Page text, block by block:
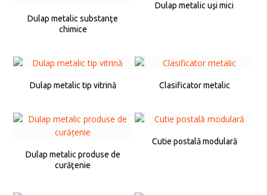
Dulap metalic substanţe
chimice
Dulap metalic uşi mici
Dulap metalic tip vitrină Clasificator metalic
Dulap metalic produse de
curăţenie
Cutie postală modulară